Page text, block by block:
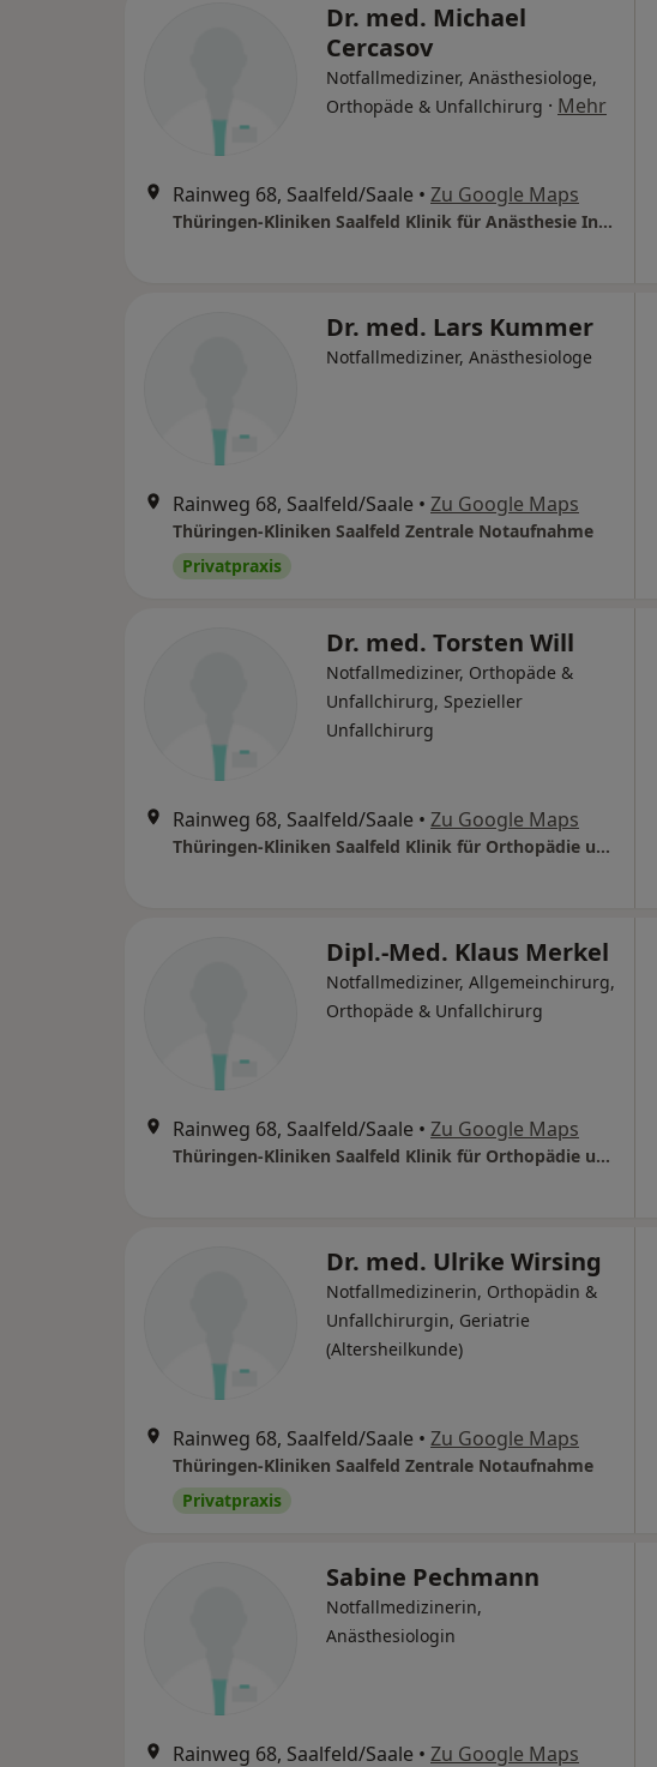
Dr. med. Michael
Cercasov
Notfallmediziner, Anästhesiologe,
Orthopäde & Unfallchirurg · Mehr
Rainweg 68, Saalfeld/Saale • Zu Google Maps
Thüringen-Kliniken Saalfeld Klinik für Anästhesie Intensivmedizin und Schmerztherapie
Dr. med. Lars Kummer
Notfallmediziner, Anästhesiologe
Rainweg 68, Saalfeld/Saale • Zu Google Maps
Thüringen-Kliniken Saalfeld Zentrale Notaufnahme
Privatpraxis
Dr. med. Torsten Will
Notfallmediziner, Orthopäde &
Unfallchirurg, Spezieller
Unfallchirurg
Rainweg 68, Saalfeld/Saale • Zu Google Maps
Thüringen-Kliniken Saalfeld Klinik für Orthopädie und Unfallchirurgie
Dipl.-Med. Klaus Merkel
Notfallmediziner, Allgemeinchirurg,
Orthopäde & Unfallchirurg
Rainweg 68, Saalfeld/Saale • Zu Google Maps
Thüringen-Kliniken Saalfeld Klinik für Orthopädie und Unfallchirurgie
Dr. med. Ulrike Wirsing
Notfallmedizinerin, Orthopädin &
Unfallchirurgin, Geriatrie
(Altersheilkunde)
Rainweg 68, Saalfeld/Saale • Zu Google Maps
Thüringen-Kliniken Saalfeld Zentrale Notaufnahme
Privatpraxis
Sabine Pechmann
Notfallmedizinerin,
Anästhesiologin
Rainweg 68, Saalfeld/Saale • Zu Google Maps